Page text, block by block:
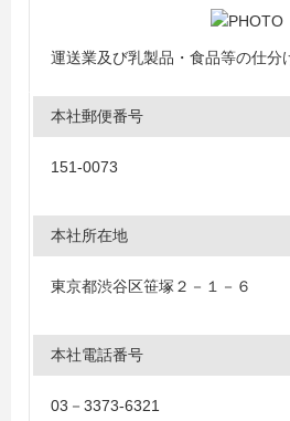
運送業及び乳製品・食品等の仕分
本社郵便番号
151-0073
本社所在地
東京都渋谷区笹塚２－１－６
本社電話番号
03－3373-6321